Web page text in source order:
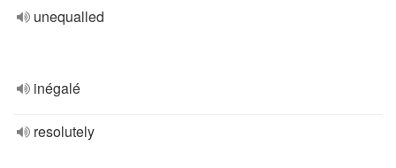
unequalled
inégalé
resolutely